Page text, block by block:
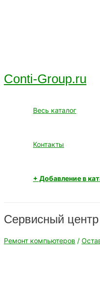
Conti-Group.ru
Весь каталог
Контакты
+ Добавление в
Сервисный
Ремонт компьютеров /